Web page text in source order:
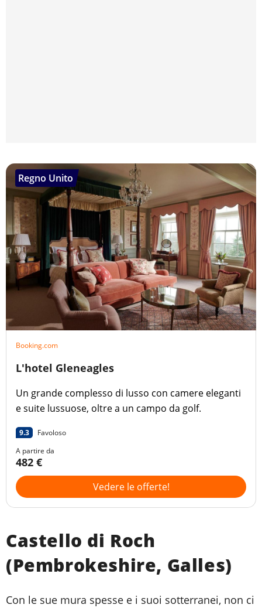
Regno Unito
Booking.com
L'hotel Gleneagles
Un grande complesso di lusso con camere eleganti
e suite lussuose, oltre a un campo da golf.
9.3
Favoloso
A partire da
482 €
Vedere le offerte!
Castello di Roch
(Pembrokeshire, Galles)
Con le sue mura spesse e i suoi sotterranei, non ci